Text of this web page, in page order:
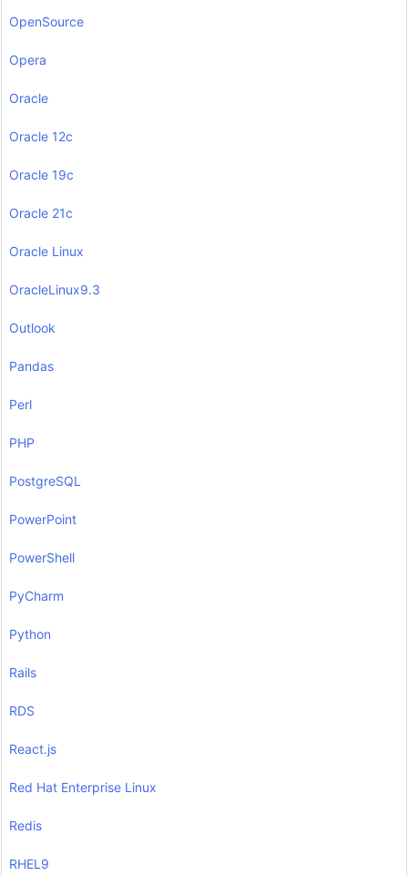
OpenSource
Opera
Oracle
Oracle 12c
Oracle 19c
Oracle 21c
Oracle Linux
OracleLinux9.3
Outlook
Pandas
Perl
PHP
PostgreSQL
PowerPoint
PowerShell
PyCharm
Python
Rails
RDS
React.js
Red Hat Enterprise Linux
Redis
RHEL9